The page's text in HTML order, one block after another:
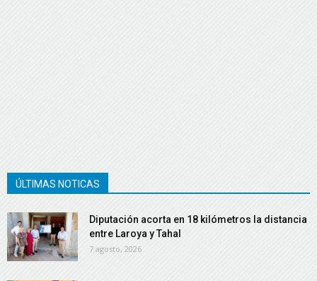
ÚLTIMAS NOTICAS
Diputación acorta en 18 kilómetros la distancia
entre Laroya y Tahal
7 agosto, 2026